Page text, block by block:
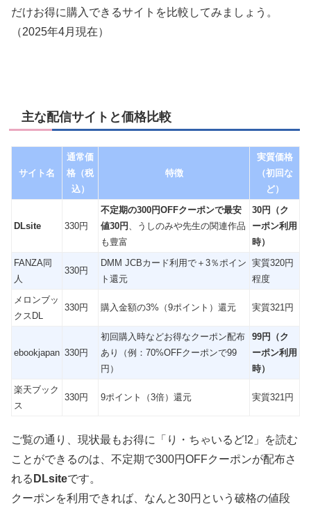
だけお得に購入できるサイトを比較してみましょう。
（2025年4月現在）
主な配信サイトと価格比較
サイト名
通常価
格（税
込）
特徴
実質価格
（初回な
ど）
DLsite 330円
不定期の300円OFFクーポンで最安
値30円 、うしのみや先生の関連作品
も豊富
30円（ク
ーポン利用
時）
FANZA同
人
330円
DMM JCBカード利用で＋3％ポイン
ト還元
実質320円
程度
メロンブッ
クスDL
330円 購入金額の3%（9ポイント）還元 実質321円
ebookjapan 330円
初回購入時などお得なクーポン配布
あり（例：70%OFFクーポンで99
円）
99円（ク
ーポン利用
時）
楽天ブック
ス
330円 9ポイント（3倍）還元 実質321円
ご覧の通り、現状最もお得に「り・ちゃいるど!2」を読む
ことができるのは、不定期で300円OFFクーポンが配布さ
れる DLsiteです。
クーポンを利用できれば、なんと30円という破格の値段